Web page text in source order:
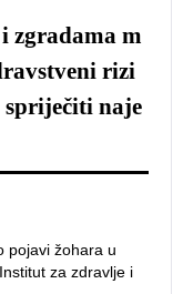
zgradama m
rizi
naje
pojavi žohara u
za zdravlje i